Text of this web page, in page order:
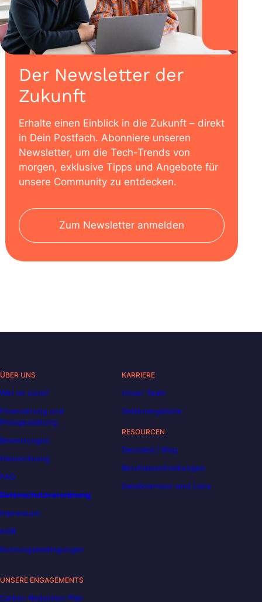
Der Newsletter der
Zukunft
Erhalte einen Einblick in die Zukunft – direkt
in Dein Postfach. Abonniere unseren
Newsletter, um die Tech-Trends von
morgen, exklusive Tipps und Angebote für
unsere Community zu entdecken.
Zum Newsletter anmelden
ÜBER UNS
Wer ist Liora?
Finanzierung und
Preisgestaltung
Bewertungen
Hausordnung
FAQ
Datenschutzverordnung
Impressum
AGB
Nutzungsbedingungen
KARRIERE
Unser Team
Stellenangebote
RESOURCEN
Decoded | Blog
Berufsbeschreibungen
DataScientest wird Liora
UNSERE ENGAGEMENTS
Carbon Reduction Plan